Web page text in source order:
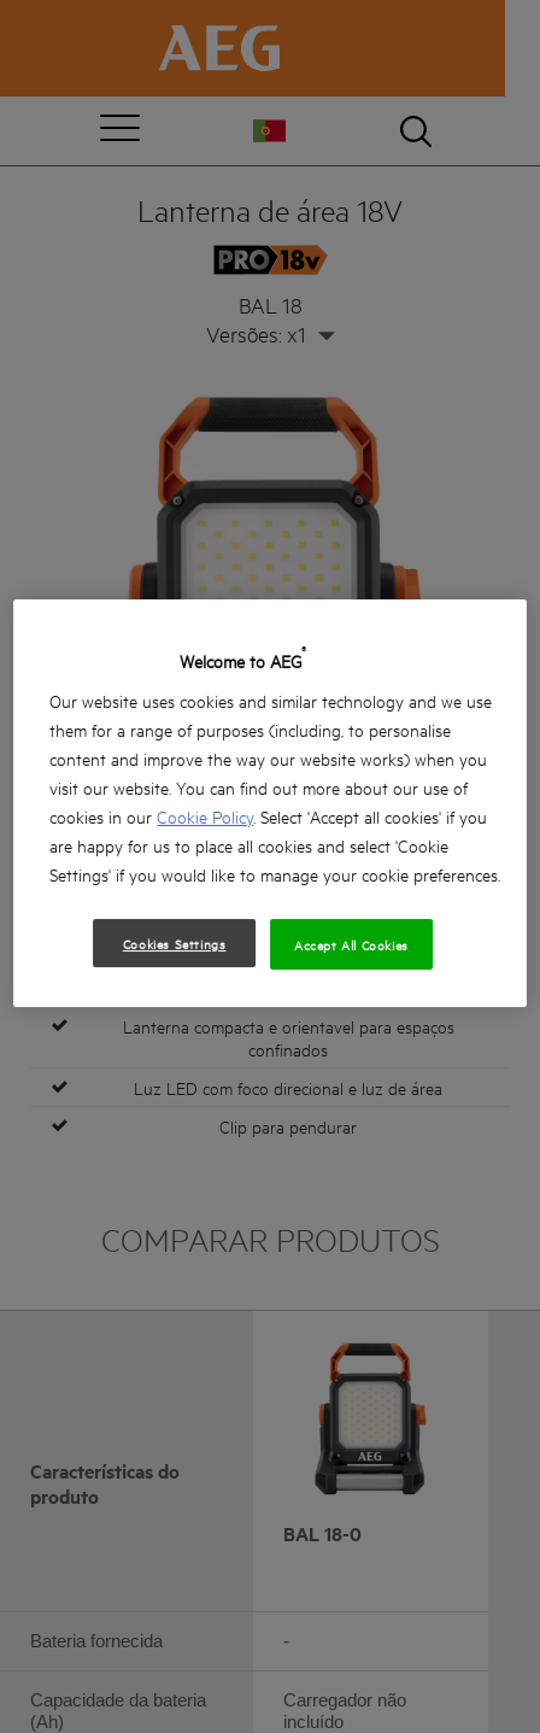
Lanterna de área 18V
BAL 18
Versões: x1
Lanterna compacta e orientavel para espaços
confinados
Luz LED com foco direcional e luz de área
Clip para pendurar
COMPARAR PRODUTOS
Características do
produto
Bateria fornecida
Capacidade da bateria
(Ah)
BAL 18-0
-
Carregador não
incluído
Welcome to AEG®
Our website uses cookies and similar technology and we use
them for a range of purposes (including, to personalise
content and improve the way our website works) when you
visit our website. You can find out more about our use of
cookies in ourCookie Policy. Select 'Accept all cookies' if you
are happy for us to place all cookies and select 'Cookie
Settings' if you would like to manage your cookie preferences.
Cookies Settings Accept All Cookies